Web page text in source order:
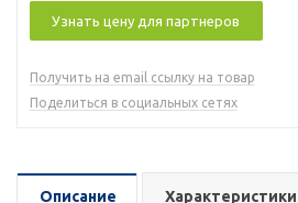
Узнать цену для партнеров
Получить на email ссылку на товар
Поделиться в социальных сетях
Описание Характеристики